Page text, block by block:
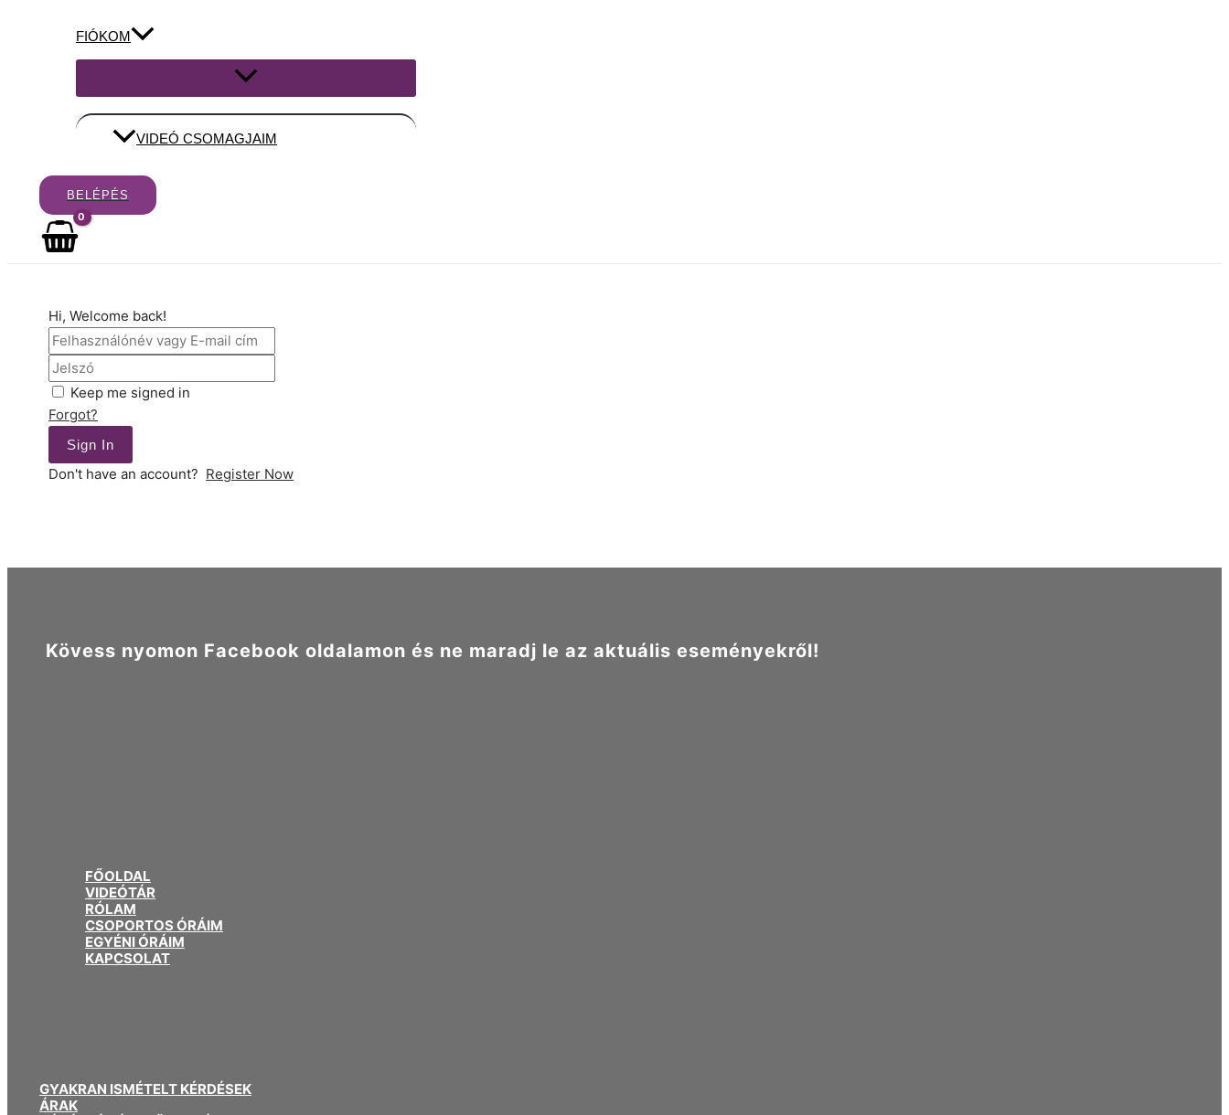
FIÓKOM
Menu
Toggle
VIDEÓ CSOMAGJAIM
BELÉPÉS
Hi, Welcome back!
Keep me signed in
Forgot?
Sign In
Don't have an account? Register Now
Kövess nyomon Facebook oldalamon és ne maradj le az aktuális eseményekről!
FŐOLDAL
VIDEÓTÁR
RÓLAM
CSOPORTOS ÓRÁIM
EGYÉNI ÓRÁIM
KAPCSOLAT
GYAKRAN ISMÉTELT KÉRDÉSEK
ÁRAK